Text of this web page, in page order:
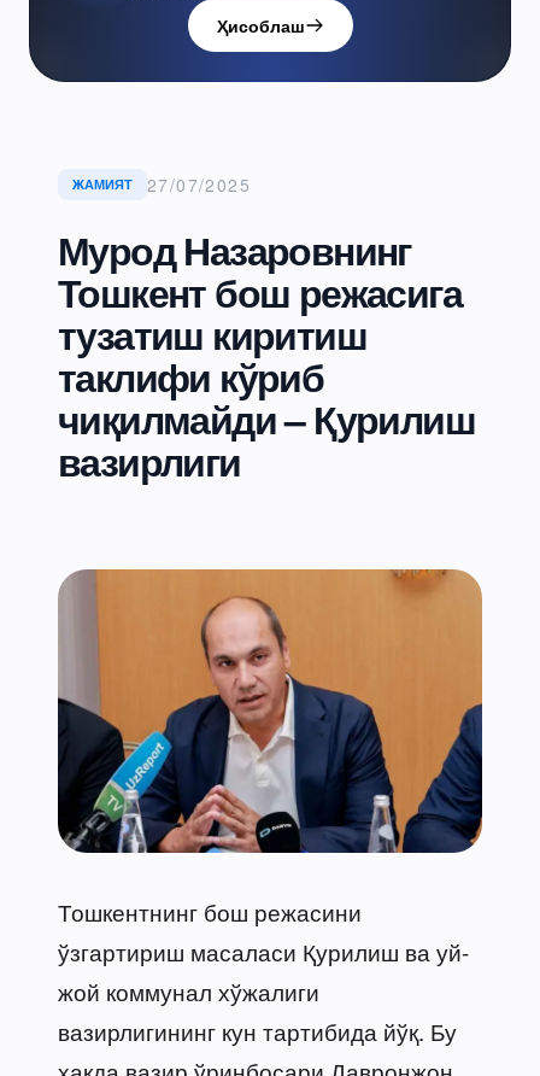
Ҳисоблаш
ЖАМИЯТ 27/07/2025
Мурод Назаровнинг
Тошкент бош режасига
тузатиш киритиш
таклифи кўриб
чиқилмайди – Қурилиш
вазирлиги
Тошкентнинг бош режасини
ўзгартириш масаласи Қурилиш ва уй-
жой коммунал хўжалиги
вазирлигининг кун тартибида йўқ. Бу